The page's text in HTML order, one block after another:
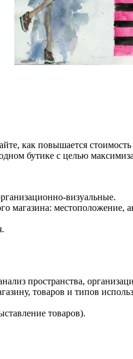
как повышается
бутике с целью
визуальные.
местоположение,
пространства,
товаров и типов
товаров).